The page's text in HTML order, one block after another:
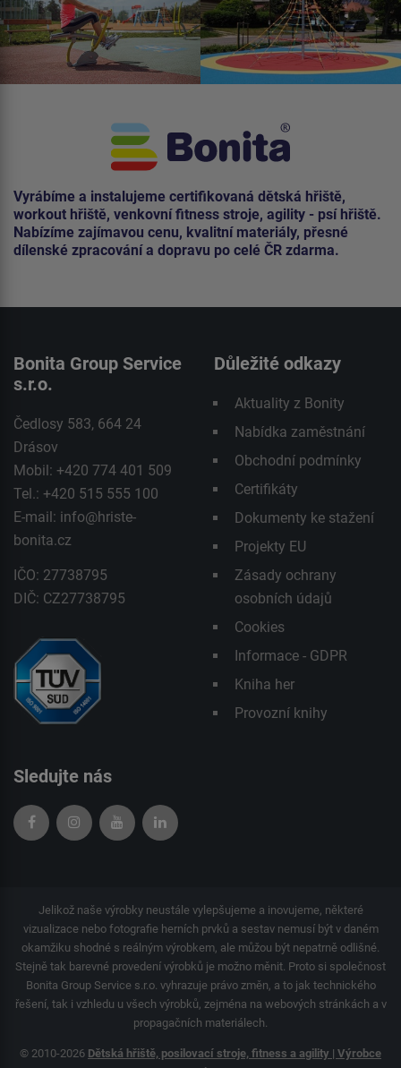
Vyrábíme a instalujeme certifikovaná dětská hřiště,
workout hřiště, venkovní fitness stroje, agility - psí hřiště.
Nabízíme zajímavou cenu, kvalitní materiály, přesné
dílenské zpracování a dopravu po celé ČR zdarma.
Bonita Group Service
s.r.o.
Čedlosy 583, 664 24
Drásov
Mobil: +420 774 401 509
Tel.: +420 515 555 100
E-mail: info@hriste-
bonita.cz
IČO: 27738795
DIČ: CZ27738795
Důležité odkazy
Aktuality z Bonity
Nabídka zaměstnání
Obchodní podmínky
Certifikáty
Dokumenty ke stažení
Projekty EU
Zásady ochrany
osobních údajů
Cookies
Informace - GDPR
Kniha her
Provozní knihy
Sledujte nás
Jelikož naše výrobky neustále vylepšujeme a inovujeme, některé
vizualizace nebo fotografie herních prvků a sestav nemusí být v daném
okamžiku shodné s reálným výrobkem, ale můžou být nepatrně odlišné.
Stejně tak barevné provedení výrobků je možno měnit. Proto si společnost
Bonita Group Service s.r.o. vyhrazuje právo změn, a to jak technického
řešení, tak i vzhledu u všech výrobků, zejména na webových stránkách a v
propagačních materiálech.
© 2010-2026 Dětská hřiště, posilovací stroje, fitness a agility | Výrobce